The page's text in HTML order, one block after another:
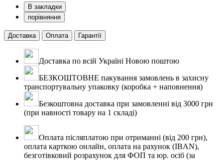
В закладки
порівняння
Доставка Оплата Гарантії
Доставка по всій Україні Новою поштою
БЕЗКОШТОВНЕ пакування замовлень в захисну
транспортувальну упаковку (коробка + наповнення)
Безкоштовна доставка при замовленні від 3000 грн
(при навності товару на 1 складі)
Оплата післяплатою при отриманні (від 200 грн),
оплата карткою онлайн, оплата на рахунок (IBAN),
безготівковий розрахунок для ФОП та юр. осіб (за